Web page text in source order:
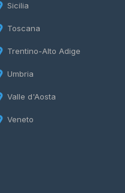
Sicilia
Toscana
Trentino-Alto Adige
Umbria
Valle d'Aosta
Veneto